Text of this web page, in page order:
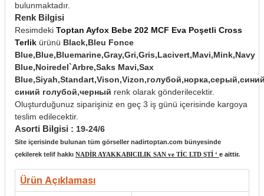
bulunmaktadır.
Renk Bilgisi
Resimdeki Toptan Ayfox Bebe 202 MCF Eva Poşetli Cross
Terlik ürünü Black,Bleu Fonce
Blue,Blue,Bluemarine,Gray,Gri,Gris,Lacivert,Mavi,Mink,Navy
Blue,Noiredel`Arbre,Saks Mavi,Sax
синий голубой,черный renk olarak gönderilecektir.
Oluşturduğunuz siparişiniz en geç 3 iş günü içerisinde kargoya
teslim edilecektir.
Asorti Bilgisi : 19-24/6
Site içerisinde bulunan tüm görseller nadirtoptan.com bünyesinde
çekilerek telif hakkı NADİR AYAKKABICILIK SAN ve TİC LTD ŞTİ ‘ e aittir.
Ürün Açıklaması